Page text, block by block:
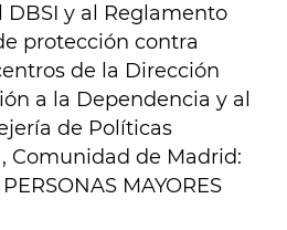
y al Reglamento
protección contra
de la Dirección
a la Dependencia y al
de Políticas
Comunidad de Madrid:
MAYORES